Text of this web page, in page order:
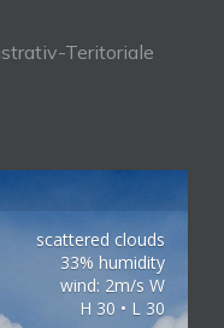
Teritoriale
scattered clouds
33% humidity
wind: 2m/s W
H 30 • L 30